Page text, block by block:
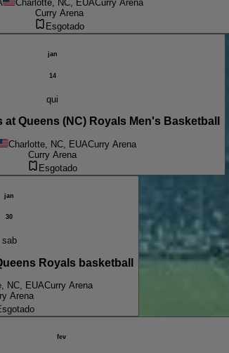
Charlotte, NC, EUACurry Arena
Curry Arena
Esgotado
jan
14
qui
Queens (NC) Royals Men's Basketball
Charlotte, NC, EUACurry Arena
Curry Arena
Esgotado
jan
30
sab
Royals basketball
NC, EUACurry Arena
Arena
fev